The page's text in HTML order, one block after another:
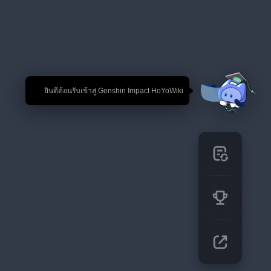
🎉 ยินดีต้อนรับเข้าสู่ Genshin Impact HoYoWiki